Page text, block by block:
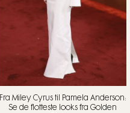
Fra Miley Cyrus til Pamela Anderson:
Se de flotteste looks fra Golden